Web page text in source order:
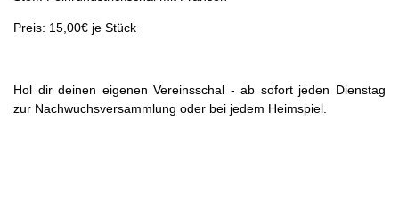
Preis: 15,00€ je Stück
Hol dir deinen eigenen Vereinsschal - ab sofort jeden Dienstag
zur Nachwuchsversammlung oder bei jedem Heimspiel.